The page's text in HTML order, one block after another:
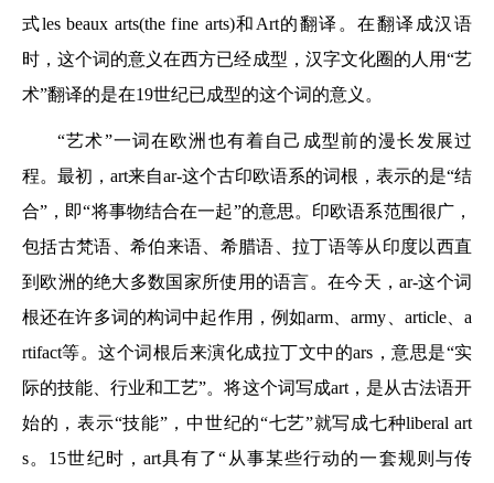
式les beaux arts(the f ine arts)和Art的翻译。在翻译成汉语
时，这个词的意义在西方已经成型，汉字文化圈的人用“艺
术”翻译的是在19世纪已成型的这个词的意义。
“艺术”一词在欧洲也有着自己成型前的漫长发展过
程。最初，art来自ar-这个古印欧语系的词根，表示的是“结
合”，即“将事物结合在一起”的意思。印欧语系范围很广，
包括古梵语、希伯来语、希腊语、拉丁语等从印度以西直
到欧洲的绝大多数国家所使用的语言。在今天，ar-这个词
根还在许多词的构词中起作用，例如arm、army、article、a
rtifact等。这个词根后来演化成拉丁文中的ars，意思是“实
际的技能、行业和工艺”。将这个词写成art，是从古法语开
始的，表示“技能”，中世纪的“七艺”就写成七种liberal art
s。15世纪时，art具有了“从事某些行动的一套规则与传